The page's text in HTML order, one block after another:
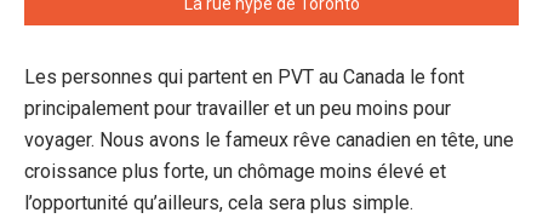
Les personnes qui partent en PVT au Canada le font
principalement pour travailler et un peu moins pour
voyager. Nous avons le fameux rêve canadien en tête, une
croissance plus forte, un chômage moins élevé et
l’opportunité qu’ailleurs, cela sera plus simple.